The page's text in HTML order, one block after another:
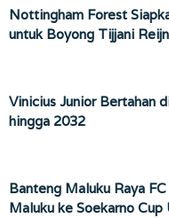
Nottingham Forest
untuk Boyong Tijjani
Vinicius Junior Bertahan
hingga 2032
Banteng Maluku Raya
Maluku ke Soekarno